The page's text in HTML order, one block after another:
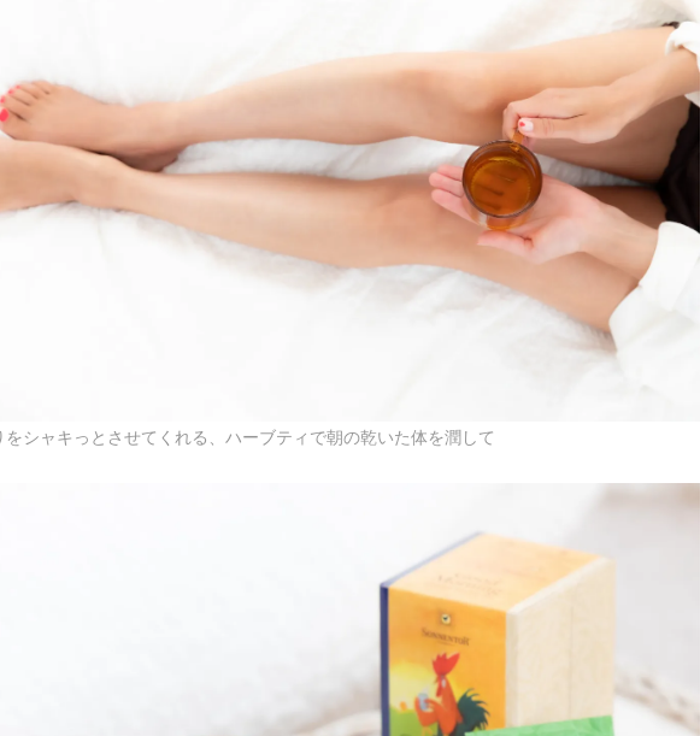
シャキっとさせてくれる、ハーブティで朝の乾いた体を潤して